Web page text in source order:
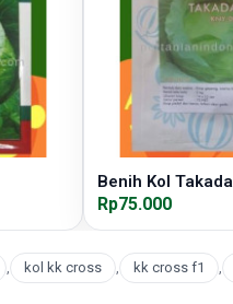
Benih Kol Takada
Rp75.000
, kol kk cross , kk cross f1 ,